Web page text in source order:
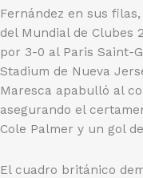
Fernández en sus
del Mundial de Clubes
por 3-0 al Paris Saint-
Stadium de Nueva
Maresca apabulló al
asegurando el
Cole Palmer y un gol
El cuadro británico